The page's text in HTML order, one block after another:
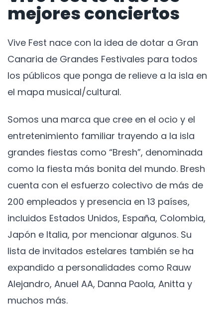
mejores conciertos
Vive Fest nace con la idea de dotar a Gran
Canaria de Grandes Festivales para todos
los públicos que ponga de relieve a la isla en
el mapa musical/cultural.
Somos una marca que cree en el ocio y el
entretenimiento familiar trayendo a la isla
grandes fiestas como “Bresh”, denominada
como la fiesta más bonita del mundo. Bresh
cuenta con el esfuerzo colectivo de más de
200 empleados y presencia en 13 países,
incluidos Estados Unidos, España, Colombia,
Japón e Italia, por mencionar algunos. Su
lista de invitados estelares también se ha
expandido a personalidades como Rauw
Alejandro, Anuel AA, Danna Paola, Anitta y
muchos más.